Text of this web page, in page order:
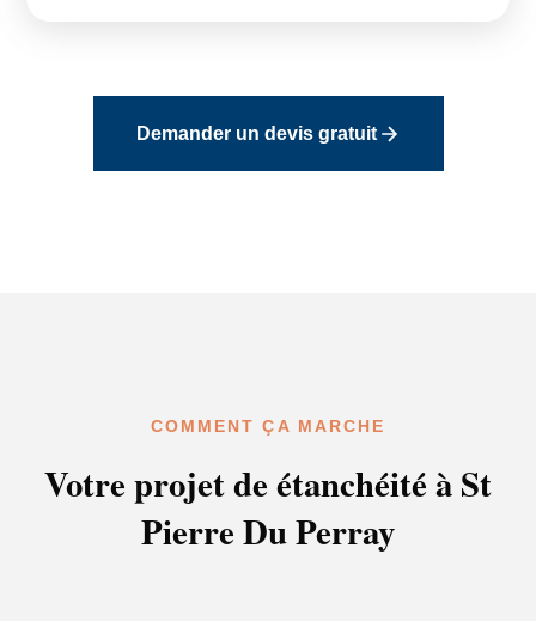
Demander un devis gratuit
COMMENT ÇA MARCHE
Votre projet de étanchéité à St
Pierre Du Perray